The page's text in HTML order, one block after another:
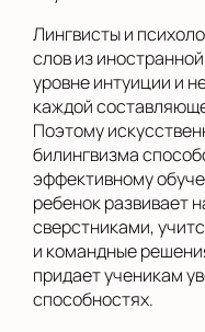
Лингвисты и
слов из
уровне интуиции и
каждой
Поэтому
билингвизма
эффективному
ребенок развивает
сверстниками,
и командные
придает ученикам
способностях.